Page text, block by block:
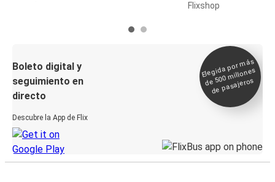
Flixshop
Boleto digital y
seguimiento en
directo
Descubre la App de Flix
Elegida por
más
de 500
millones
de pasajeros